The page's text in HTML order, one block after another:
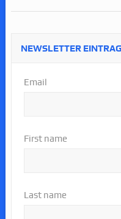
NEWSLETTER EINTRAG
Email
First name
Last name